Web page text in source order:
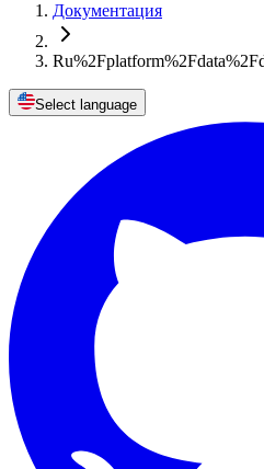
Документация
Select language